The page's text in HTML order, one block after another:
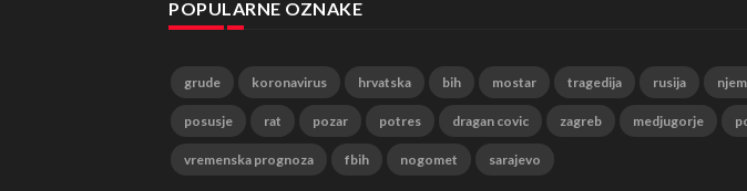
POPULARNE OZNAKE
grude koronavirus hrvatska bih mostar tragedija rusija
posusje rat pozar potres dragan covic zagreb medjugorje
vremenska prognoza fbih nogomet sarajevo